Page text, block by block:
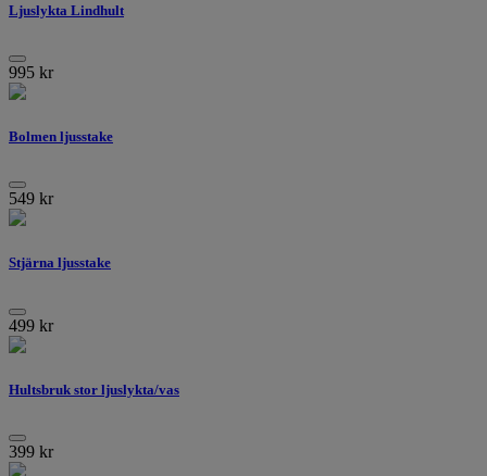
Ljuslykta Lindhult
995 kr
Bolmen ljusstake
549 kr
Stjärna ljusstake
499 kr
Hultsbruk stor ljuslykta/vas
399 kr